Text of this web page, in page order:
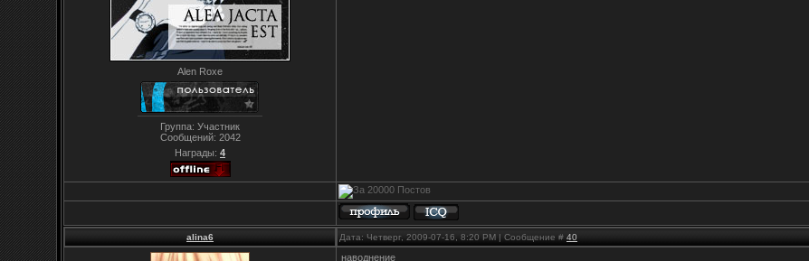
Alen Roxe
Группа: Участник
Сообщений: 2042
Награды: 4
alina6 Дата: Четверг, 2009-07-16, 8:20 PM | Сообщение # 40
наводнение